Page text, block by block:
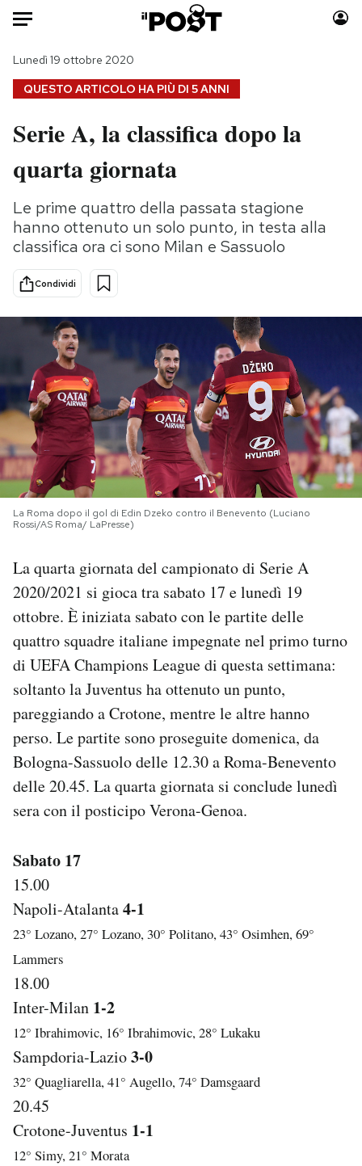
HOME
Italia
Politica
Tecnologia
Internet
Scienza
Cultura
Economia
Sport
Moda
Storie/Idee
Ok Boomer!
Media
Mondiali calcio 2026
PODCAST
NEWSLETTER
I MIEI PREFERITI
CALENDARIO
AREA PERSONALE
Area Personale
Newsletter
Notifiche mobile
Regala il Post
Hai bisogno di aiuto?
QUESTO ARTICOLO HA PIÙ DI 5 ANNI
Lunedì 19 ottobre 2020
Serie A, la classifica dopo la
quarta giornata
Le prime quattro della passata stagione
hanno ottenuto un solo punto, in testa alla
classifica ora ci sono Milan e Sassuolo
Condividi
La Roma dopo il gol di Edin Dzeko contro il Benevento (Luciano
Rossi/AS Roma/ LaPresse)
La quarta giornata del campionato di Serie A
2020/2021 si gioca tra sabato 17 e lunedì 19
ottobre. È iniziata sabato con le partite delle
quattro squadre italiane impegnate nel primo turno
di UEFA Champions League di questa settimana:
soltanto la Juventus ha ottenuto un punto,
pareggiando a Crotone, mentre le altre hanno
perso. Le partite sono proseguite domenica, da
Bologna-Sassuolo delle 12.30 a Roma-Benevento
delle 20.45. La quarta giornata si conclude lunedì
sera con il posticipo Verona-Genoa.
Sabato 17
15.00
Napoli-Atalanta4-1
23° Lozano, 27° Lozano, 30° Politano, 43° Osimhen, 69°
Lammers
18.00
Inter-Milan 1-2
12° Ibrahimovic, 16° Ibrahimovic, 28° Lukaku
Sampdoria-Lazio3-0
32° Quagliarella, 41° Augello, 74° Damsgaard
20.45
Crotone-Juventus 1-1
12° Simy, 21° Morata